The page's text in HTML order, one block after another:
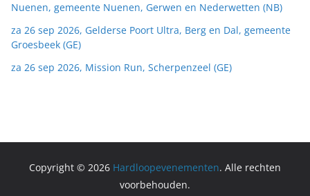
Nuenen, gemeente Nuenen, Gerwen en Nederwetten (NB)
za 26 sep 2026, Gelderse Poort Ultra, Berg en Dal, gemeente
Groesbeek (GE)
za 26 sep 2026, Mission Run, Scherpenzeel (GE)
Copyright © 2026 Hardloopevenementen. Alle rechten
voorbehouden.